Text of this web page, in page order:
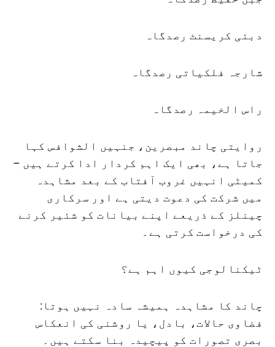
دبئی کریسنٹ رصدگاہ
شارجہ فلکیاتی رصدگاہ
راس الخیمہ رصدگاہ
روایتی چاند مبصرین، جنہیں الشوافس کہا
جاتا ہے، بھی ایک اہم کردار ادا کرتے ہیں –
کمیٹی انہیں غروب آفتاب کے بعد مشاہدہ
میں شرکت کی دعوت دیتی ہے اور سرکاری
چینلز کے ذریعے اپنے بیانات کو شئیر کرنے
کی درخواست کرتی ہے۔
ٹیکنالوجی کیوں اہم ہے؟
چاند کا مشاہدہ ہمیشہ سادہ نہیں ہوتا:
فضاوی حالات، بادل، یا روشنی کی انعکاس
بصری تصورات کو پیچیدہ بنا سکتے ہیں۔